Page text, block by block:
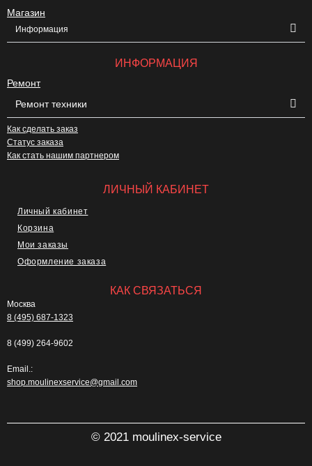
Магазин
Информация
ИНФОРМАЦИЯ
Ремонт
Ремонт техники
Как сделать заказ
Статус заказа
Как стать нашим партнером
ЛИЧНЫЙ КАБИНЕТ
Личный кабинет
Корзина
Мои заказы
Оформление заказа
КАК СВЯЗАТЬСЯ
Москва
8 (495) 687-1323
8 (499) 264-9602
Email.:
shop.moulinexservice@gmail.com
© 2021 moulinex-service